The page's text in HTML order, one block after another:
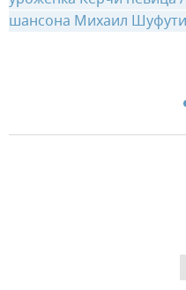
шансона Михаил